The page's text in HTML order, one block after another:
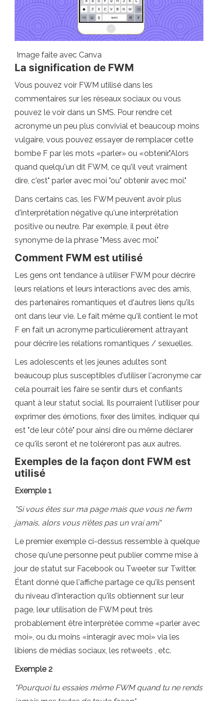
Image faite avec Canva
La signification de FWM
Vous pouvez voir FWM utilisé dans les
commentaires sur les réseaux sociaux ou vous
pouvez le voir dans un SMS. Pour rendre cet
acronyme un peu plus convivial et beaucoup moins
vulgaire, vous pouvez essayer de remplacer cette
bombe F par les mots «parler» ou «obtenir."Alors
quand quelqu'un dit FWM, ce qu'il veut vraiment
dire, c'est" parler avec moi "ou" obtenir avec moi."
Dans certains cas, les FWM peuvent avoir plus
d'interprétation négative qu'une interprétation
positive ou neutre. Par exemple, il peut être
synonyme de la phrase "Mess avec moi."
Comment FWM est utilisé
Les gens ont tendance à utiliser FWM pour décrire
leurs relations et leurs interactions avec des amis,
des partenaires romantiques et d'autres liens qu'ils
ont dans leur vie. Le fait même qu'il contient le mot
F en fait un acronyme particulièrement attrayant
pour décrire les relations romantiques / sexuelles.
Les adolescents et les jeunes adultes sont
beaucoup plus susceptibles d'utiliser l'acronyme car
cela pourrait les faire se sentir durs et confiants
quant à leur statut social. Ils pourraient l'utiliser pour
exprimer des émotions, fixer des limites, indiquer qui
est "de leur côté" pour ainsi dire ou même déclarer
ce qu'ils seront et ne toléreront pas aux autres.
Exemples de la façon dont FWM est
utilisé
Exemple 1
"Si vous êtes sur ma page mais que vous ne fwm
jamais, alors vous n'êtes pas un vrai ami"
Le premier exemple ci-dessus ressemble à quelque
chose qu'une personne peut publier comme mise à
jour de statut sur Facebook ou Tweeter sur Twitter.
Étant donné que l'affiche partage ce qu'ils pensent
du niveau d'interaction qu'ils obtiennent sur leur
page, leur utilisation de FWM peut très
probablement être interprétée comme «parler avec
moi», ou du moins «interagir avec moi» via les
libiens de médias sociaux, les retweets , etc.
Exemple 2
"Pourquoi tu essaies même FWM quand tu ne rends